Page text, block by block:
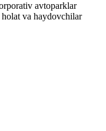
avtoparklar
va haydovchilar